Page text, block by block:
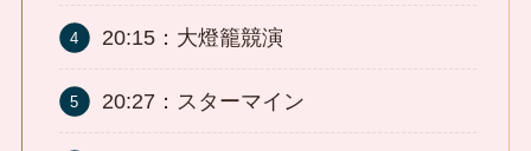
20:15：大燈籠競演
20:27：スターマイン